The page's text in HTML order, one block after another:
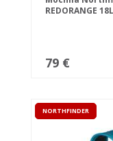
REDORANGE 18L
79 €
NORTHFINDER